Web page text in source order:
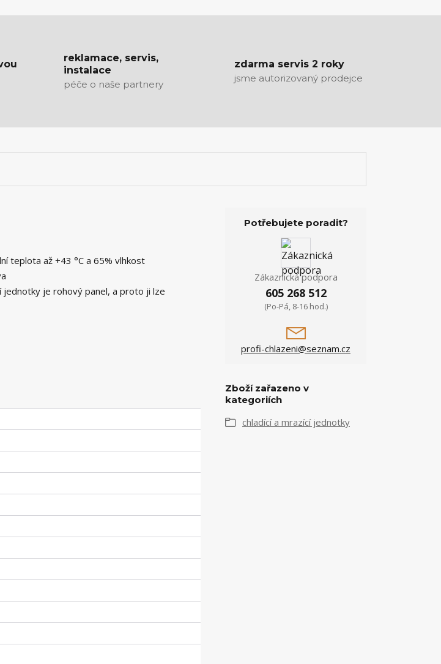
reklamace, servis,
instalace
péče o naše partnery
zdarma servis 2 roky
jsme autorizovaný prodejce
teplota až +43 °C a 65% vlhkost
jednotky je rohový panel, a proto ji lze
Potřebujete poradit?
Zákaznická podpora
605 268 512
(Po-Pá, 8-16 hod.)
profi-chlazeni@seznam.cz
Zboží zařazeno v
kategoriích
chladící a mrazící jednotky